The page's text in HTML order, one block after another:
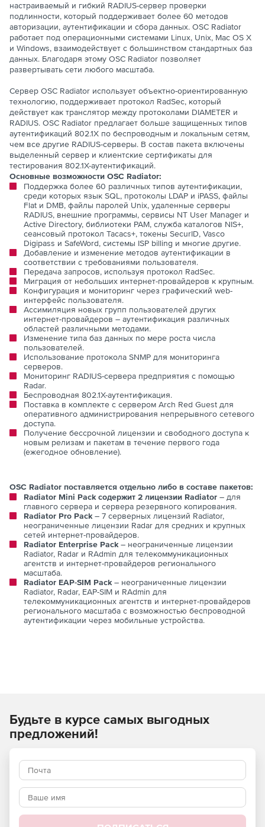
настраиваемый и гибкий RADIUS-сервер проверки
подлинности, который поддерживает более 60 методов
авторизации, аутентификации и сбора данных. OSC Radiator
работает под операционными системами Linux, Unix, Mac OS X
и Windows, взаимодействует с большинством стандартных баз
данных. Благодаря этому OSC Radiator позволяет
развертывать сети любого масштаба.
Сервер OSC Radiator использует объектно-ориентированную
технологию, поддерживает протокол RadSec, который
действует как транслятор между протоколами DIAMETER и
RADIUS. OSC Radiator предлагает больше защищенных типов
аутентификаций 802.1X по беспроводным и локальным сетям,
чем все другие RADIUS-серверы. В состав пакета включены
выделенный сервер и клиентские сертификаты для
тестирования 802.1Х-аутентификаций.
Основные возможности OSC Radiator:
Поддержка более 60 различных типов аутентификации,
среди которых язык SQL, протоколы LDAP и iPASS, файлы
Flat и DMB, файлы паролей Unix, удаленные серверы
RADIUS, внешние программы, сервисы NT User Manager и
Active Directory, библиотеки PAM, служба каталогов NIS+,
сеансовый протокол Tacacs+, токены SecurID, Vasco
Digipass и SafeWord, системы ISP billing и многие другие.
Добавление и изменение методов аутентификации в
соответствии с требованиями пользователя.
Передача запросов, используя протокол RadSec.
Миграция от небольших интернет-провайдеров к крупным.
Конфигурация и мониторинг через графический web-
интерфейс пользователя.
Ассимиляция новых групп пользователей других
интернет-провайдеров – аутентификация различных
областей различными методами.
Изменение типа баз данных по мере роста числа
пользователей.
Использование протокола SNMP для мониторинга
серверов.
Мониторинг RADIUS-сервера предприятия с помощью
Radar.
Беспроводная 802.1X-аутентификация.
Поставка в комплекте с сервером Arch Red Guest для
оперативного администрирования непрерывного сетевого
доступа.
Получение бессрочной лицензии и свободного доступа к
новым релизам и пакетам в течение первого года
(ежегодное обновление).
OSC Radiator поставляется отдельно либо в составе пакетов:
Radiator Mini Pack содержит 2 лицензии Radiator – для
главного сервера и сервера резервного копирования.
Radiator Pro Pack – 7 серверных лицензий Radiator,
неограниченные лицензии Radar для средних и крупных
сетей интернет-провайдеров.
Radiator Enterprise Pack – неограниченные лицензии
Radiator, Radar и RAdmin для телекоммуникационных
агентств и интернет-провайдеров регионального
масштаба.
Radiator EAP-SIM Pack – неограниченные лицензии
Radiator, Radar, EAP-SIM и RAdmin для
телекоммуникационных агентств и интернет-провайдеров
регионального масштаба с возможностью беспроводной
аутентификации через мобильные устройства.
Будьте в курсе самых выгодных
предложений!